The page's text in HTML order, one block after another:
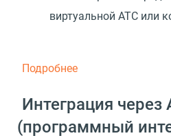
виртуальной АТС или
Подробнее
Интеграция через
(программный